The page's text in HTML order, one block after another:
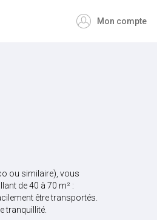
Mon compte
ou similaire), vous
de 40 à 70 m² :
être transportés.
tranquillité.